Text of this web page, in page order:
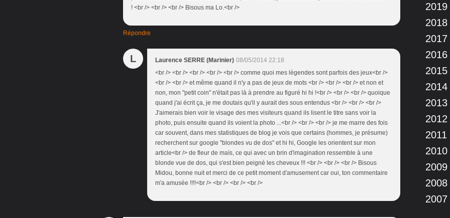
! <br /> <br /> <br /> Bisous ma Lo.<br />
Répondre
L Laurence SERRE (Marinier) 08/05/2014 22:18
<br /> <br /> <br /> <br /> <br /> comme quoi mes lègendes sont parfois des jeux<br />
<br /> <br /> et même quand il n'y a pas de jeux de mots <br /> <br /> <br /> et non et
non, mon "petit coin" n'était pas là à prendre au figuré hi hi !<br /> <br /> <br /> quoique
quand j'ai écrit ça, je me doutais qu'il y aurait des sous entendus <br /> <br /> <br />
J'aimerais bien voir le visage des mes visiteurs quand ils lisent le titre sans voir la
photo, puis ensuite quand ils voient la photo ...<br /> <br /> <br /> je me marre des fois
car souvent, dans mes statistiques de blog je vois que certains (hommes, je présume)
recherchent sur google "blondes vu de dos" et hi hi, Google les orientent sur mon
article<br /> de fleur de maïs, ce qui avec un brin d'imagination ressemble à une
blonde vue de dos, qui s'est bien peigné les cheveux !!! <br /> <br /> <br /> Bisous
Midou, bonne nuit et merci de ce petit moment d'amusement car oui, ton commentaire
m'a amusée !!!!<br /> <br /> <br /> <br />
2019
2018
2017
2016
2015
2014
2013
2012
2011
2010
2009
2008
2007